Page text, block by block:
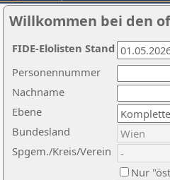
Willkommen bei den
Nachname
Ebene
Personennummer
Bundesland
Spgem./Kreis/Verein
Nur
FIDE-Elolisten Stand